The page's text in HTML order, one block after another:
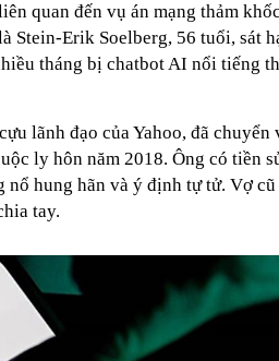
động tiền cho vay đáo hạn
tướng yêu cầu: Không đẩy
quan đến vụ án mạng thảm khốc
Stein-Erik Soelberg, 56 tuổi, sát
tháng bị chatbot AI nổi tiếng
lãnh đạo của Yahoo, đã chuyển
ly hôn năm 2018. Ông có tiền
hung hãn và ý định tự tử. Vợ cũ
tay.